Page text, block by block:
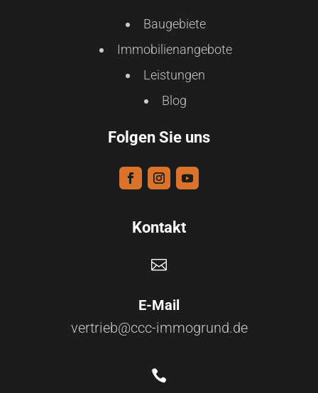
Baugebiete
Immobilienangebote
Leistungen
Blog
Folgen Sie uns
Kontakt

E-Mail
vertrieb@ccc-immogrund.de
